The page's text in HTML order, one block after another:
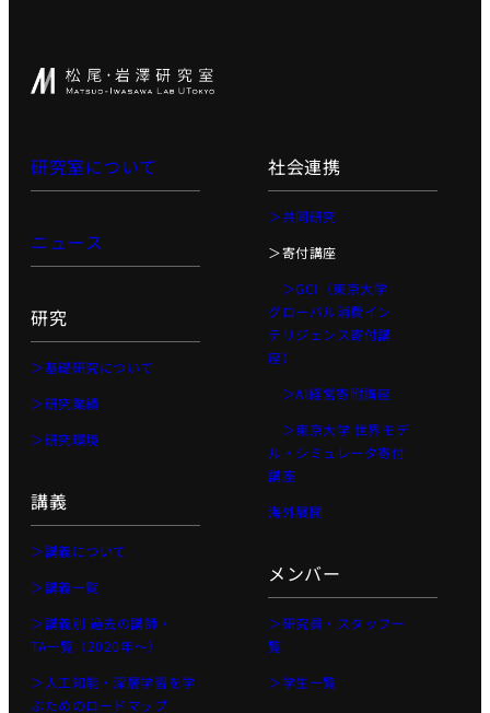
業実践演
習
業家への
招待
ー・スタート
AIと半導体
師・TA一覧（2020
年〜）
めのロードマップ
講義スライドダウンロ
ード
LLM 大規模言語モデ
ライド
研究室について
ニュース
研究
＞基礎研究について
＞研究業績
＞研究環境
講義
＞講義について
＞講義一覧
＞講義別 過去の講師・
TA一覧（2020年〜）
＞人工知能・深層学習を学
ぶためのロードマップ
社会連携
＞共同研究
＞寄付講座
＞GCI（東京大学
グローバル消費イン
テリジェンス寄付講
座）
＞AI経営寄附講座
＞東京大学 世界モデ
ル・シミュレータ寄付
講座
海外展開
メンバー
＞研究員・スタッフ一
覧
＞学生一覧